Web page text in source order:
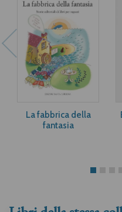
La fabbrica della
fantasia